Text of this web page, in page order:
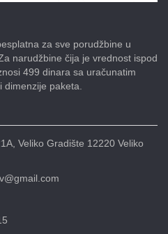
za sve porudžbine u
narudžbine čija je vrednost ispod
499 dinara sa uračunatim
dimenzije paketa.
Veliko Gradište 12220 Veliko